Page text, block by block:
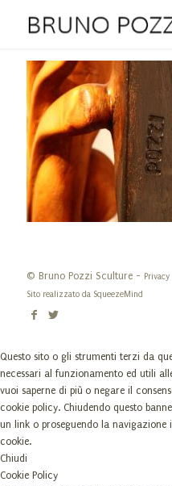
© Bruno Pozzi Sculture - Privacy
Sito realizzato da SqueezeMind
Questo sito o gli strumenti terzi da
necessari al funzionamento ed utili
vuoi saperne di più o negare il
cookie policy. Chiudendo questo
un link o proseguendo la
cookie.
Chiudi
Cookie Policy